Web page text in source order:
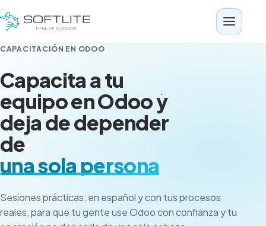
CAPACITACIÓN EN ODOO
Capacita a tu
equipo en Odoo y
deja de depender
de
una sola persona
Sesiones prácticas, en español y con tus procesos
reales, para que tu gente use Odoo con confianza y tu